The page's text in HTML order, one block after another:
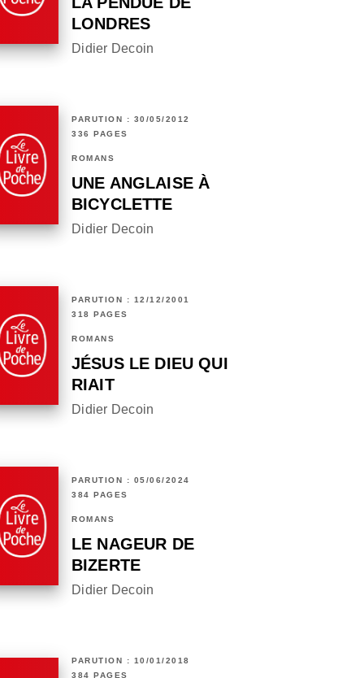
LONDRES
Didier Decoin
PARUTION : 30/05/2012
336 PAGES
ROMANS
UNE ANGLAISE À
BICYCLETTE
Didier Decoin
PARUTION : 12/12/2001
318 PAGES
ROMANS
JÉSUS LE DIEU QUI
RIAIT
Didier Decoin
PARUTION : 05/06/2024
384 PAGES
ROMANS
LE NAGEUR DE
BIZERTE
Didier Decoin
PARUTION : 10/01/2018
384 PAGES